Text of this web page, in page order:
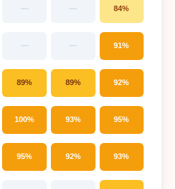
— — 84%
— — 91%
89% 89% 92%
100% 93% 95%
95% 92% 93%